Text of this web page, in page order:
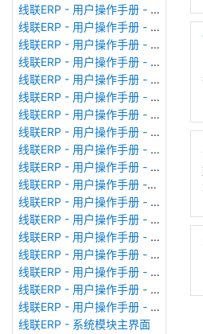
线联ERP - 用户操作手册 - 报表管理
线联ERP - 用户操作手册 - 字段名管理
线联ERP - 用户操作手册 - 模块管理
线联ERP - 用户操作手册 - 广播消息
线联ERP - 用户操作手册 - 审计日志
线联ERP - 用户操作手册 - 公司资料设置
线联ERP - 用户操作手册 - 系统参数设置
线联ERP - 用户操作手册 - 单据类型
线联ERP - 用户操作手册 - 号码规则
线联ERP - 用户操作手册 - 功能菜单
线联ERP - 用户操作手册 -分配临时角色
线联ERP - 用户操作手册 - 组织架构
线联ERP - 用户操作手册 - 用户管理
线联ERP - 用户操作手册 - 角色/岗位管理
线联ERP - 用户操作手册 - 暂估入库明细表
线联ERP - 用户操作手册 - 物料收发明细表
线联ERP - 用户操作手册 - 即时库存余额表
线联ERP - 用户操作手册 - 库存账龄分析表
线联ERP - 系统模块主界面